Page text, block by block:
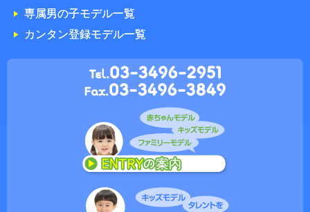
専属男の子モデル一覧
カンタン登録モデル一覧